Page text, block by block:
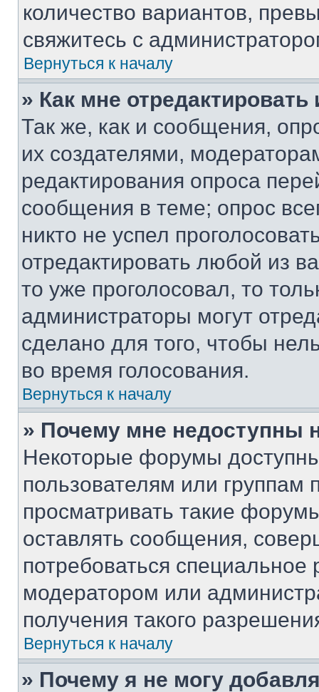
количество вариантов,
свяжитесь с
Вернуться к началу
» Как мне
Так же, как и сообщения,
их создателями,
редактирования опроса
сообщения в теме; опрос
никто не успел
отредактировать любой из
то уже проголосовал, то
администраторы могут
сделано для того, чтобы
во время голосования.
Вернуться к началу
» Почему мне недоступны
Некоторые форумы
пользователям или группам
просматривать такие
оставлять сообщения,
потребоваться
модератором или
получения такого
Вернуться к началу
» Почему я не могу